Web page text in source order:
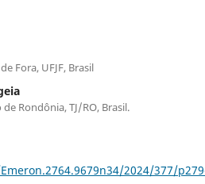
Fora, UFJF, Brasil
Rondônia, TJ/RO, Brasil.
2024/377/